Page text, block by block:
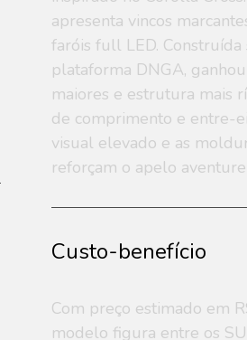
apresenta vincos
faróis full LED. Construída
plataforma DNGA,
maiores e estrutura mais
de comprimento e entre-
visual elevado e as
reforçam o apelo
Custo-benefício
Com preço estimado em
modelo figura entre os